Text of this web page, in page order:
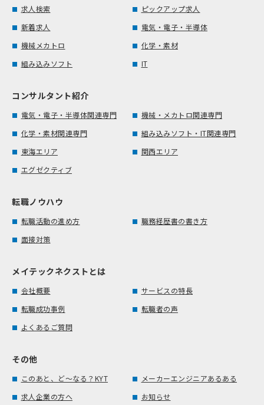
求人検索
ピックアップ求人
新着求人
電気・電子・半導体
機械メカトロ
化学・素材
組み込みソフト
IT
コンサルタント紹介
電気・電子・半導体関連専門
機械・メカトロ関連専門
化学・素材関連専門
組み込みソフト・IT関連専門
東海エリア
関西エリア
エグゼクティブ
転職ノウハウ
転職活動の進め方
職務経歴書の書き方
面接対策
メイテックネクストとは
会社概要
サービスの特長
転職成功事例
転職者の声
よくあるご質問
その他
このあと、ど～なる？KYT
メーカーエンジニアあるある
求人企業の方へ
お知らせ